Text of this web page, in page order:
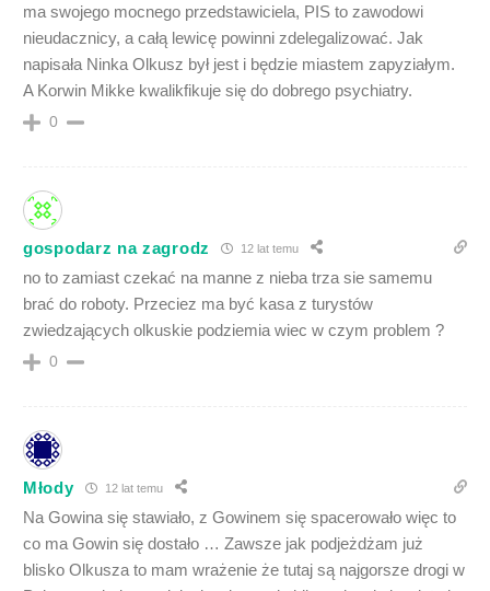
ma swojego mocnego przedstawiciela, PIS to zawodowi
nieudacznicy, a całą lewicę powinni zdelegalizować. Jak
napisała Ninka Olkusz był jest i będzie miastem zapyziałym.
A Korwin Mikke kwalikfikuje się do dobrego psychiatry.
0
gospodarz na zagrodz 12 lat temu
no to zamiast czekać na manne z nieba trza sie samemu
brać do roboty. Przeciez ma być kasa z turystów
zwiedzających olkuskie podziemia wiec w czym problem ?
0
Młody 12 lat temu
Na Gowina się stawiało, z Gowinem się spacerowało więc to
co ma Gowin się dostało … Zawsze jak podjeżdżam już
blisko Olkusza to mam wrażenie że tutaj są najgorsze drogi w